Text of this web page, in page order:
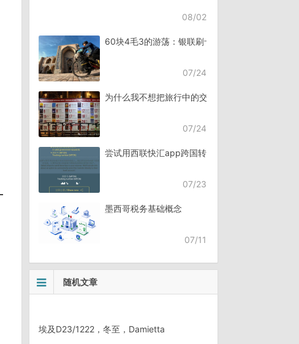
08/02
60块4毛3的游荡：银联刷卡失败，却扣了钱
07/24
为什么我不想把旅行中的交流，全都交给AI？
07/24
尝试用西联快汇app跨国转账
07/23
墨西哥税务基础概念
07/11
随机文章
埃及D23/1222，冬至，Damietta